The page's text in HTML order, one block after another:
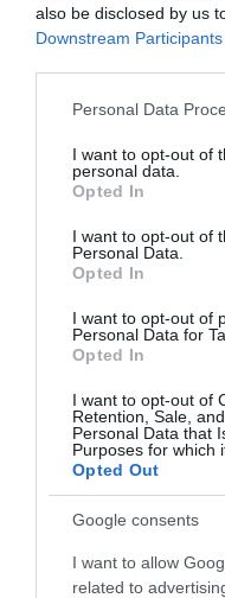
also be disclosed by us
Downstream Participants
Please note that this
not limited to your visit
grant or deny consent
use your data for below
consent section.
Personal Data
I want to opt-out of
personal data.
Opted In
I want to opt-out of
Personal Data.
Opted In
I want to opt-out of
Personal Data for
Opted In
I want to opt-out of
Retention, Sale,
Personal Data that
Purposes for which
Opted Out
Google consents
I want to allow
related to
Navosok toppantak
Családi összejövetel
Vámhivatal Bevetési
házhoz, ahol csaknem 40
illegális…